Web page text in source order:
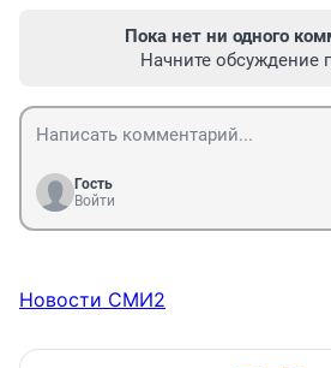
Пока нет ни одного
Начните обсуждение
Гость
Войти
Новости СМИ2